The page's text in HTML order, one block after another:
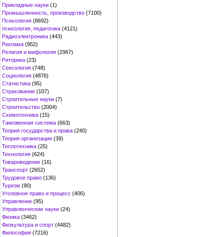
Прикладные науки (1)
Промышленность, производство (7100)
Психология (8692)
психология, педагогика (4121)
Радиоэлектроника (443)
Реклама (952)
Религия и мифология (2967)
Риторика (23)
Сексология (748)
Социология (4876)
Статистика (95)
Страхование (107)
Строительные науки (7)
Строительство (2004)
Схемотехника (15)
Таможенная система (663)
Теория государства и права (240)
Теория организации (39)
Теплотехника (25)
Технология (624)
Товароведение (16)
Транспорт (2652)
Трудовое право (136)
Туризм (90)
Уголовное право и процесс (406)
Управление (95)
Управленческие науки (24)
Физика (3462)
Физкультура и спорт (4482)
Философия (7216)